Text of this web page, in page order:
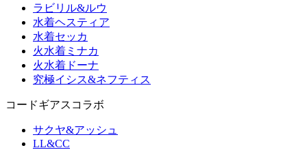
ラビリル&ルウ
水着ヘスティア
水着セッカ
火水着ミナカ
火水着ドーナ
究極イシス&ネフティス
コードギアスコラボ
サクヤ&アッシュ
LL&CC